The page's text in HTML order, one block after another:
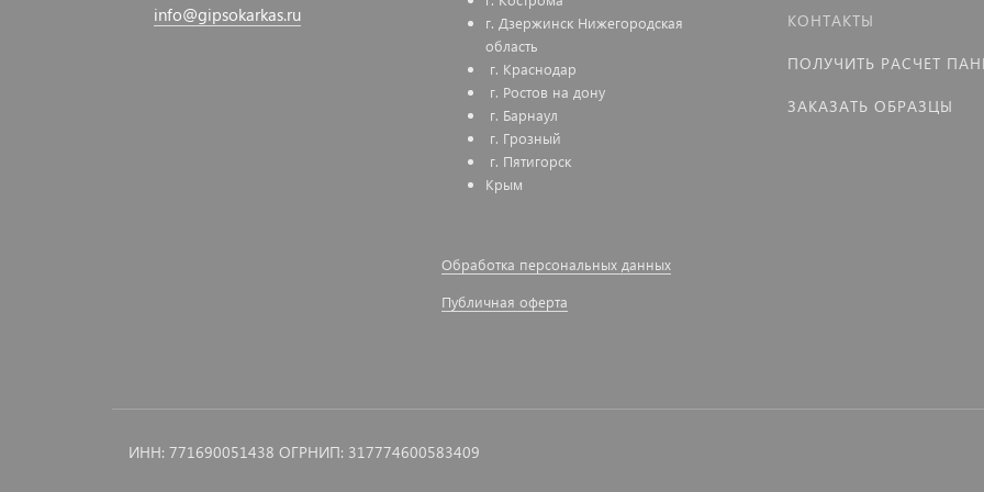
info@gipsokarkas.ru
г. Дзержинск Нижегородская
область
г. Краснодар
г. Ростов на дону
г. Барнаул
г. Грозный
г. Пятигорск
Крым
Обработка персональных данных
Публичная оферта
КОНТАКТЫ
ПОЛУЧИТЬ РАСЧЕТ
ЗАКАЗАТЬ ОБРАЗЦЫ
ИНН: 771690051438 ОГРНИП: 317774600583409